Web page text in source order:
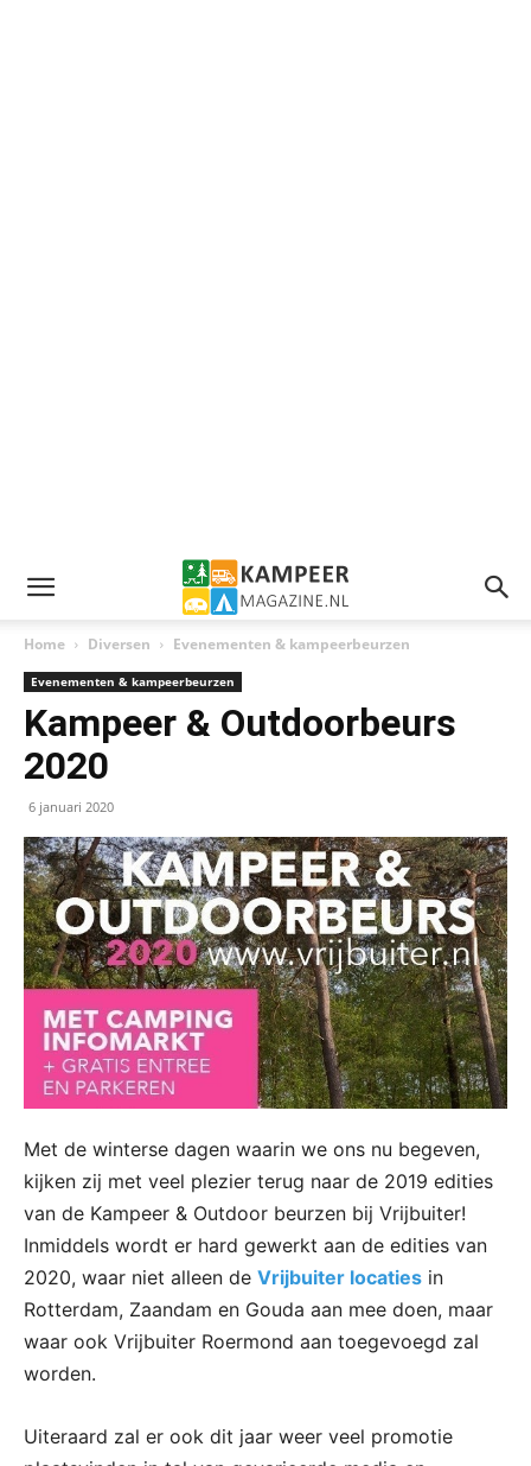
Home Diversen Evenementen & kampeerbeurzen
Evenementen & kampeerbeurzen
Kampeer & Outdoorbeurs
2020
6 januari 2020
Met de winterse dagen waarin we ons nu begeven,
kijken zij met veel plezier terug naar de 2019 edities
van de Kampeer & Outdoor beurzen bij Vrijbuiter!
Inmiddels wordt er hard gewerkt aan de edities van
2020, waar niet alleen de Vrijbuiter locaties in
Rotterdam, Zaandam en Gouda aan mee doen, maar
waar ook Vrijbuiter Roermond aan toegevoegd zal
worden.
Uiteraard zal er ook dit jaar weer veel promotie